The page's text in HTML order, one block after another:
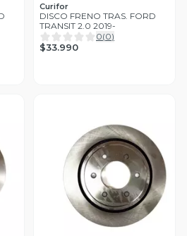
Curifor
DISCO FRENO TRAS. FORD
TRANSIT 2.0 2019-
0(0)
$33.990